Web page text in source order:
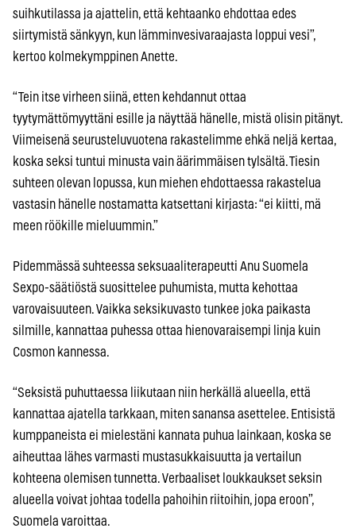
suihkutilassa ja ajattelin, että kehtaanko ehdottaa edes
siirtymistä sänkyyn, kun lämminvesivaraajasta loppui vesi”,
kertoo kolmekymppinen Anette.
“Tein itse virheen siinä, etten kehdannut ottaa
tyytymättömyyttäni esille ja näyttää hänelle, mistä olisin pitänyt.
Viimeisenä seurusteluvuotena rakastelimme ehkä neljä kertaa,
koska seksi tuntui minusta vain äärimmäisen tylsältä. Tiesin
suhteen olevan lopussa, kun miehen ehdottaessa rakastelua
vastasin hänelle nostamatta katsettani kirjasta: “ei kiitti, mä
meen röökille mieluummin.”
Pidemmässä suhteessa seksuaaliterapeutti Anu Suomela
Sexpo-säätiöstä suosittelee puhumista, mutta kehottaa
varovaisuuteen. Vaikka seksikuvasto tunkee joka paikasta
silmille, kannattaa puhessa ottaa hienovaraisempi linja kuin
Cosmon kannessa.
“Seksistä puhuttaessa liikutaan niin herkällä alueella, että
kannattaa ajatella tarkkaan, miten sanansa asettelee. Entisistä
kumppaneista ei mielestäni kannata puhua lainkaan, koska se
aiheuttaa lähes varmasti mustasukkaisuutta ja vertailun
kohteena olemisen tunnetta. Verbaaliset loukkaukset seksin
alueella voivat johtaa todella pahoihin riitoihin, jopa eroon”,
Suomela varoittaa.